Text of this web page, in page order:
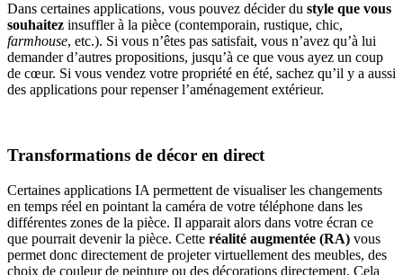
Dans certaines applications, vous pouvez décider du style que vous
souhaitez insuffler à la pièce (contemporain, rustique, chic,
farmhouse, etc.). Si vous n’êtes pas satisfait, vous n’avez qu’à lui
demander d’autres propositions, jusqu’à ce que vous ayez un coup
de cœur. Si vous vendez votre propriété en été, sachez qu’il y a aussi
des applications pour repenser l’aménagement extérieur.
Transformations de décor en direct
Certaines applications IA permettent de visualiser les changements
en temps réel en pointant la caméra de votre téléphone dans les
différentes zones de la pièce. Il apparait alors dans votre écran ce
que pourrait devenir la pièce. Cette réalité augmentée (RA) vous
permet donc directement de projeter virtuellement des meubles, des
choix de couleur de peinture ou des décorations directement. Cela